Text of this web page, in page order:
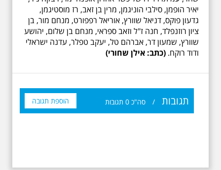
יאיר הופמן, סילבי הוניגמן, מרין בן זאב, רז מוסטיגמן,
גדעון פוקס, דניאל שוורץ, אוריאל רפפורט, מנחם מור, בן
ציון רוזנפלד, חנה ז"ל וזאב ספראי, מנחם בן שלום, יהושע
שוורץ, שמעון דר, אברהם טל, יעקב טפלר, עדנה ישראלי
ודוד רוקח. (כתב: אילן שחורי)
תגובות / סה"כ 0 תגובות הוספת תגובה 19.6.2026 יום שישי
בבוקר בשעה 10:00 -